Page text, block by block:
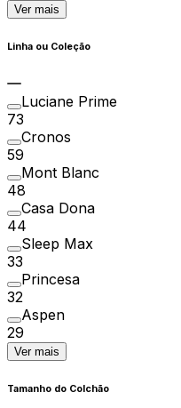
Ver mais
Linha ou Coleção
Luciane Prime
73
Cronos
59
Mont Blanc
48
Casa Dona
44
Sleep Max
33
Princesa
32
Aspen
29
Ver mais
Tamanho do Colchão